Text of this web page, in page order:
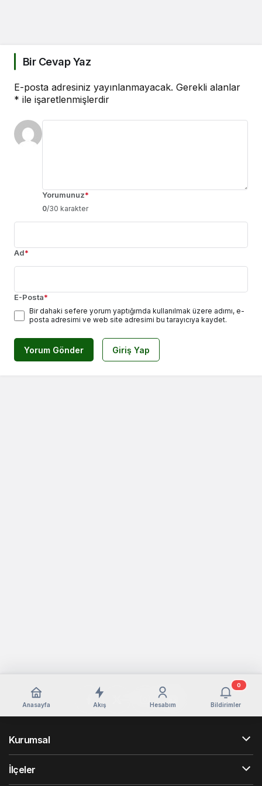
Bir Cevap Yaz
E-posta adresiniz yayınlanmayacak. Gerekli alanlar
* ile işaretlenmişlerdir
Yorumunuz*
0/30 karakter
Ad*
E-Posta*
Bir dahaki sefere yorum yaptığımda kullanılmak üzere adımı, e-
posta adresimi ve web site adresimi bu tarayıcıya kaydet.
Yorum Gönder Giriş Yap
Anasayfa Akış Hesabım Bildirimler
0
Kurumsal
İlçeler